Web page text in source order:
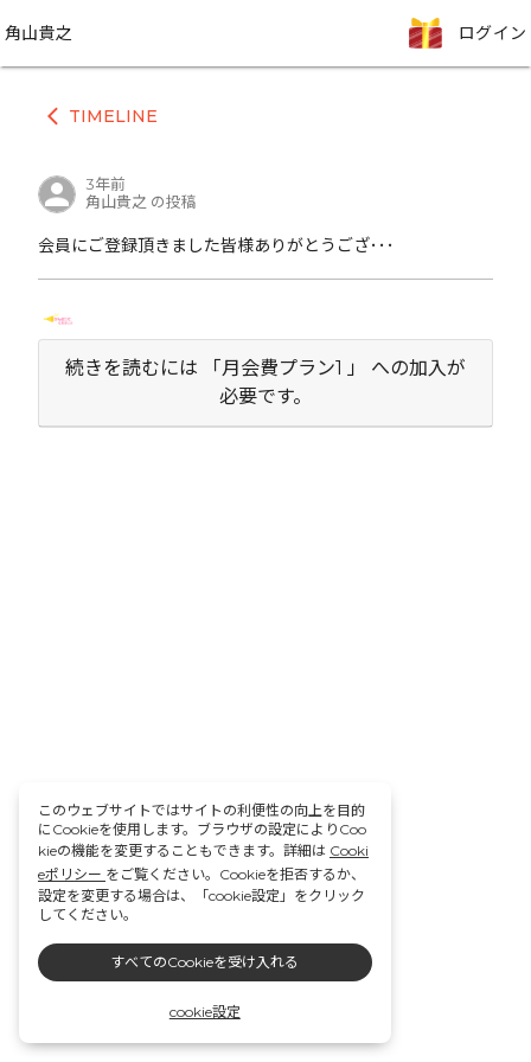
角山貴之 ログイン
arrow_back_ios TIMELINE
3年前
角山貴之 の投稿
会員にご登録頂きました皆様ありがとうござ･･･
続きを読むには 「月会費プラン1 」 への加入が
必要です。
このウェブサイトではサイトの利便性の向上を目的
にCookieを使用します。ブラウザの設定によりCoo
kieの機能を変更することもできます。詳細は Cooki
eポリシー をご覧ください。Cookieを拒否するか、
設定を変更する場合は、「cookie設定」をクリック
してください。
すべてのCookieを受け入れる
cookie設定